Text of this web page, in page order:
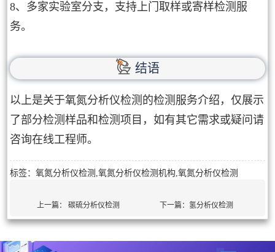
8、多家实验室分支，支持上门取样或寄样检测服
务。
结语
以上是关于氧氮分析仪检测的检测服务介绍，仅展示
了部分检测样品和检测项目，如有其它需求或疑问请
咨询在线工程师。
标签：氧氮分析仪检测,氧氮分析仪检测机构,氧氮分析仪检测
上一篇：碳硫分析仪检测 下一篇： 氢分析仪检测